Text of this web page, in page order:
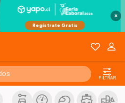
×
FILTRAR